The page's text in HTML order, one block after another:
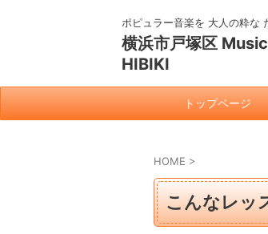
ポピュラー音楽を 大人の粋な
横浜市戸塚区
HIBIKI
トップページ
HOME >
こんなレッ